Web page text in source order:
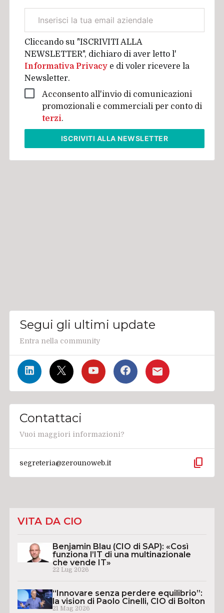
aziendale
Cliccando su "ISCRIVITI ALLA
NEWSLETTER", dichiaro di aver letto l'
Informativa Privacy e di voler ricevere la
Newsletter.
Acconsento all'invio di comunicazioni
promozionali e commerciali per conto di
terzi.
ISCRIVITI ALLA NEWSLETTER
Segui gli ultimi update
Entra nella community
Contattaci
Vuoi maggiori informazioni?
segreteria@zerounoweb.it content_copy
VITA DA CIO
Benjamin Blau (CIO di SAP): «Così
funziona l’IT di una multinazionale
che vende IT»
22 Lug 2026
“Innovare senza perdere equilibrio”:
la vision di Paolo Cinelli, CIO di Bolton
21 Mag 2026